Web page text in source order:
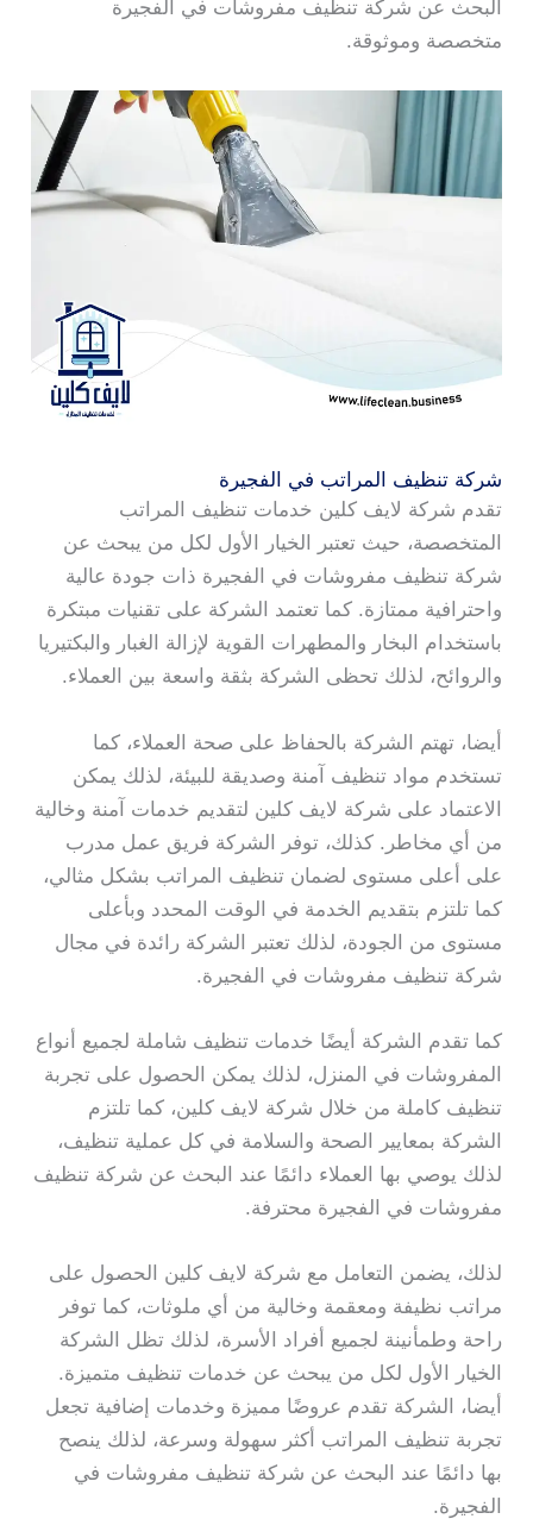
البحث عن شركة تنظيف مفروشات في الفجيرة
متخصصة وموثوقة.
شركة تنظيف المراتب في الفجيرة
تقدم شركة لايف كلين خدمات تنظيف المراتب
المتخصصة، حيث تعتبر الخيار الأول لكل من يبحث عن
شركة تنظيف مفروشات في الفجيرة ذات جودة عالية
واحترافية ممتازة. كما تعتمد الشركة على تقنيات مبتكرة
باستخدام البخار والمطهرات القوية لإزالة الغبار والبكتيريا
والروائح، لذلك تحظى الشركة بثقة واسعة بين العملاء.
أيضا، تهتم الشركة بالحفاظ على صحة العملاء، كما
تستخدم مواد تنظيف آمنة وصديقة للبيئة، لذلك يمكن
الاعتماد على شركة لايف كلين لتقديم خدمات آمنة وخالية
من أي مخاطر. كذلك، توفر الشركة فريق عمل مدرب
على أعلى مستوى لضمان تنظيف المراتب بشكل مثالي،
كما تلتزم بتقديم الخدمة في الوقت المحدد وبأعلى
مستوى من الجودة، لذلك تعتبر الشركة رائدة في مجال
شركة تنظيف مفروشات في الفجيرة.
كما تقدم الشركة أيضًا خدمات تنظيف شاملة لجميع أنواع
المفروشات في المنزل، لذلك يمكن الحصول على تجربة
تنظيف كاملة من خلال شركة لايف كلين، كما تلتزم
الشركة بمعايير الصحة والسلامة في كل عملية تنظيف،
لذلك يوصي بها العملاء دائمًا عند البحث عن شركة تنظيف
مفروشات في الفجيرة محترفة.
لذلك، يضمن التعامل مع شركة لايف كلين الحصول على
مراتب نظيفة ومعقمة وخالية من أي ملوثات، كما توفر
راحة وطمأنينة لجميع أفراد الأسرة، لذلك تظل الشركة
الخيار الأول لكل من يبحث عن خدمات تنظيف متميزة.
أيضا، الشركة تقدم عروضًا مميزة وخدمات إضافية تجعل
تجربة تنظيف المراتب أكثر سهولة وسرعة، لذلك ينصح
بها دائمًا عند البحث عن شركة تنظيف مفروشات في
الفجيرة.